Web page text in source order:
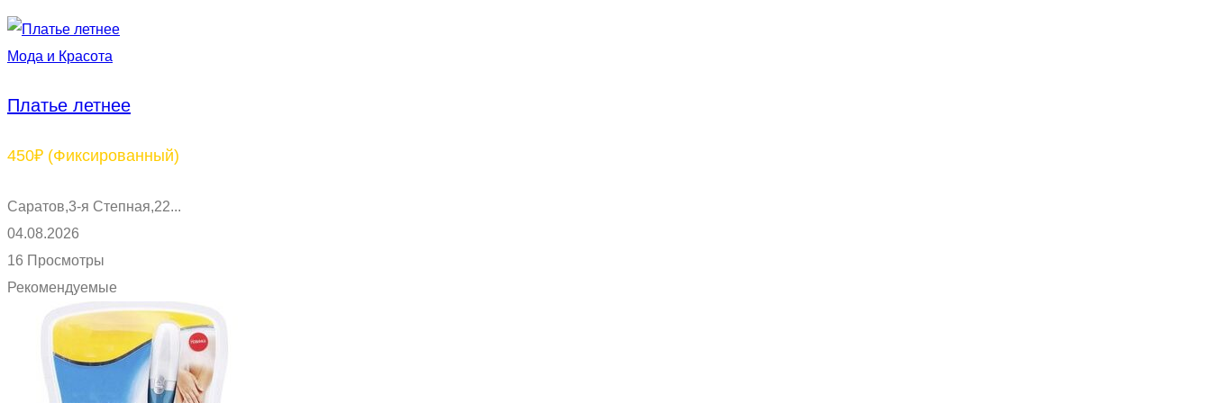
Мода и Красота
Платье летнее
450₽ (Фиксированный)
Саратов,3-я Степная,22...
04.08.2026
16 Просмотры
Рекомендуемые